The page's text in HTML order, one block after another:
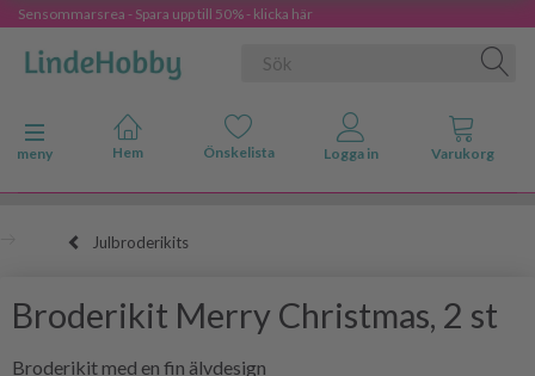
Sensommarsrea - Spara upp till 50% - klicka här
Ändra navigering
meny
Julbroderikits
Broderikit Merry Christmas, 2 st
Broderikit med en fin älvdesign